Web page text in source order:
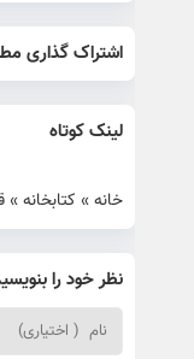
اشتراک گذاری
لینک کوتاه
خانه» کتابخانه»
نظر خود را